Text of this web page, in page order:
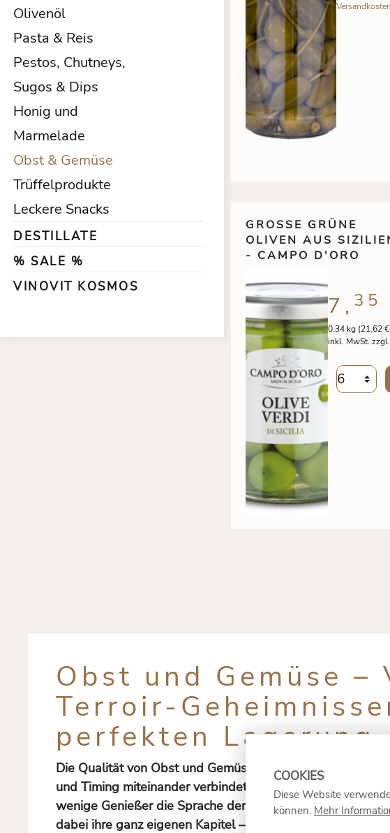
Olivenöl
Pasta & Reis
Pestos, Chutneys,
Sugos & Dips
Honig und
Marmelade
Obst & Gemüse
Trüffelprodukte
Leckere Snacks
DESTILLATE
% SALE %
VINOVIT KOSMOS
Versandkosten
GROSSE GRÜNE O
LIVEN AUS SIZILIEN
CAMPO D'ORO
0.34 kg (21,62
inkl. MwSt.
7, 35
Obst und Gemüse –
Terroir-
perfekten Lagerung
Die Qualität von Obst und Gemüse lässt sich nicht über
und Timing miteinander verbindet. Während
wenige Genießer die Sprache der Reifegrade, die sich in
dabei ihre ganz eigenen Kapitel – von toskanischen
Diese Website
können. Mehr